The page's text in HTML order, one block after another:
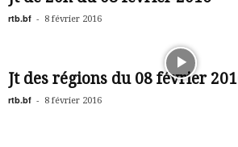
rtb.bf - 8 février 2016
Jt des régions du 08 février
rtb.bf - 8 février 2016